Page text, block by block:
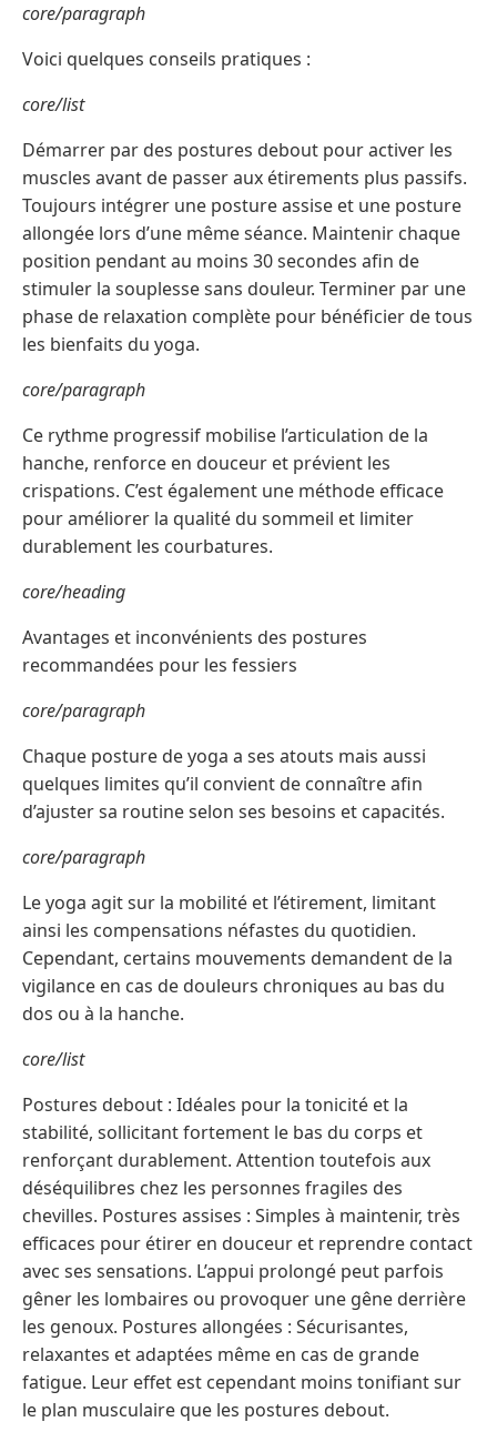
core/paragraph
Voici quelques conseils pratiques :
core/list
Démarrer par des postures debout pour activer les
muscles avant de passer aux étirements plus passifs.
Toujours intégrer une posture assise et une posture
allongée lors d’une même séance. Maintenir chaque
position pendant au moins 30 secondes afin de
stimuler la souplesse sans douleur. Terminer par une
phase de relaxation complète pour bénéficier de tous
les bienfaits du yoga.
core/paragraph
Ce rythme progressif mobilise l’articulation de la
hanche, renforce en douceur et prévient les
crispations. C’est également une méthode efficace
pour améliorer la qualité du sommeil et limiter
durablement les courbatures.
core/heading
Avantages et inconvénients des postures
recommandées pour les fessiers
core/paragraph
Chaque posture de yoga a ses atouts mais aussi
quelques limites qu’il convient de connaître afin
d’ajuster sa routine selon ses besoins et capacités.
core/paragraph
Le yoga agit sur la mobilité et l’étirement, limitant
ainsi les compensations néfastes du quotidien.
Cependant, certains mouvements demandent de la
vigilance en cas de douleurs chroniques au bas du
dos ou à la hanche.
core/list
Postures debout : Idéales pour la tonicité et la
stabilité, sollicitant fortement le bas du corps et
renforçant durablement. Attention toutefois aux
déséquilibres chez les personnes fragiles des
chevilles. Postures assises : Simples à maintenir, très
efficaces pour étirer en douceur et reprendre contact
avec ses sensations. L’appui prolongé peut parfois
gêner les lombaires ou provoquer une gêne derrière
les genoux. Postures allongées : Sécurisantes,
relaxantes et adaptées même en cas de grande
fatigue. Leur effet est cependant moins tonifiant sur
le plan musculaire que les postures debout.